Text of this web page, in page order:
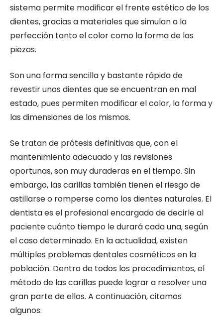
sistema permite modificar el frente estético de los
dientes, gracias a materiales que simulan a la
perfección tanto el color como la forma de las
piezas.
Son una forma sencilla y bastante rápida de
revestir unos dientes que se encuentran en mal
estado, pues permiten modificar el color, la forma y
las dimensiones de los mismos.
Se tratan de prótesis definitivas que, con el
mantenimiento adecuado y las revisiones
oportunas, son muy duraderas en el tiempo. Sin
embargo, las carillas también tienen el riesgo de
astillarse o romperse como los dientes naturales. El
dentista es el profesional encargado de decirle al
paciente cuánto tiempo le durará cada una, según
el caso determinado. En la actualidad, existen
múltiples problemas dentales cosméticos en la
población. Dentro de todos los procedimientos, el
método de las carillas puede lograr a resolver una
gran parte de ellos. A continuación, citamos
algunos: